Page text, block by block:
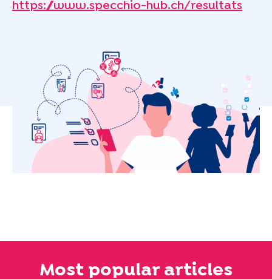
https://www.specchio-hub.ch/resultats
Most popular articles